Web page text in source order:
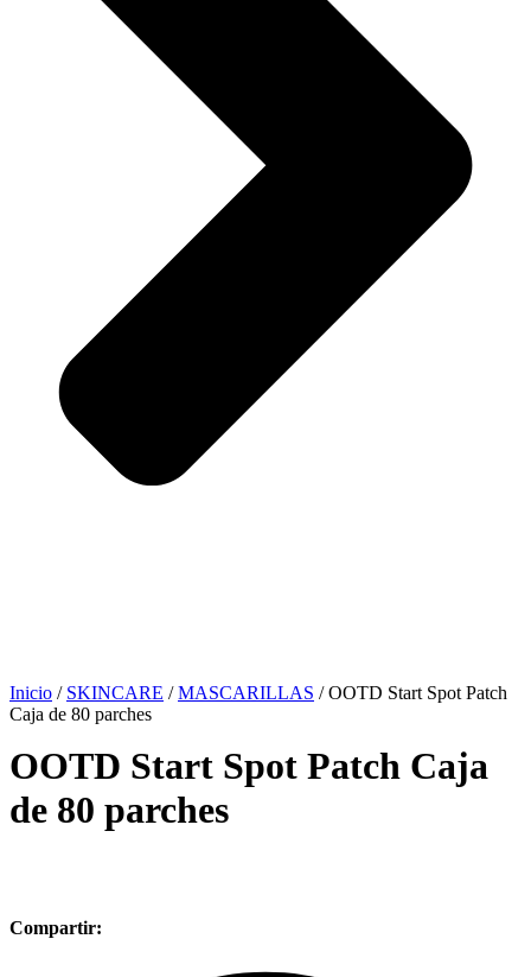
Inicio / SKINCARE /MASCARILLAS / OOTD Start Spot Patch
Caja de 80 parches
OOTD Start Spot Patch Caja
de 80 parches
Compartir: